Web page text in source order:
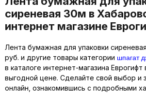
сиреневая 30м в
интернет магазине
Лента бумажная для упаковки
руб. и другие товары категории шпагат
в каталоге интернет-магазина
выгодной цене. Сделайте свой выбор и
онлайн, ознакомившись с подробными